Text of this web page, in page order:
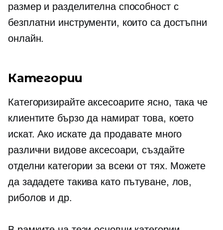
размер и разделителна способност с
безплатни инструменти, които са достъпни
онлайн.
Категории
Категоризирайте аксесоарите ясно, така че
клиентите бързо да намират това, което
искат. Ако искате да продавате много
различни видове аксесоари, създайте
отделни категории за всеки от тях. Можете
да зададете такива като пътуване, лов,
риболов и др.